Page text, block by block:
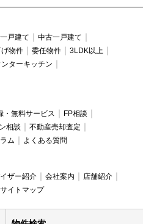
戸建て
中古一戸建て
物件 委任物件
3LDK以上
ンターキッチン
・無料サービス
FP相談
相談
不動産売却査定
ム よくある質問
ザー紹介 会社案内
店舗紹介
サイトマップ